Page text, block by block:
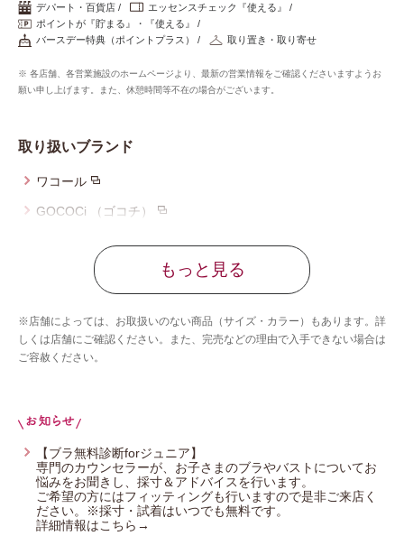
デパート・百貨店
エッセンスチェック『使える』
ポイントが『貯まる』・『使える』
バースデー特典（ポイントプラス）
取り置き・取り寄せ
※ 各店舗、各営業施設のホームページより、最新の営業情報をご確認くださいますようお
願い申し上げます。また、休憩時間等不在の場合がございます。
取り扱いブランド
ワコール
GOCOCi （ゴコチ）
ワコール_マタニティ
ワコール_キッズ
ワコール_ジュニア
Yue（ユエ）
CW-X
ワコール_カルソン
ハンロ
もっと見る
※店舗によっては、お取扱いのない商品（サイズ・カラー）もあります。詳
しくは店舗にご確認ください。また、完売などの理由で入手できない場合は
ご容赦ください。
【ブラ無料診断forジュニア】
専門のカウンセラーが、お子さまのブラやバストについてお
悩みをお聞きし、採寸＆アドバイスを行います。
ご希望の方にはフィッティングも行いますので是非ご来店く
ださい。※採寸・試着はいつでも無料です。
詳細情報はこちら→